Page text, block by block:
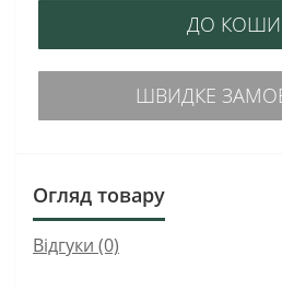
ДО
ШВИДКЕ
Огляд товару
Відгуки (0)